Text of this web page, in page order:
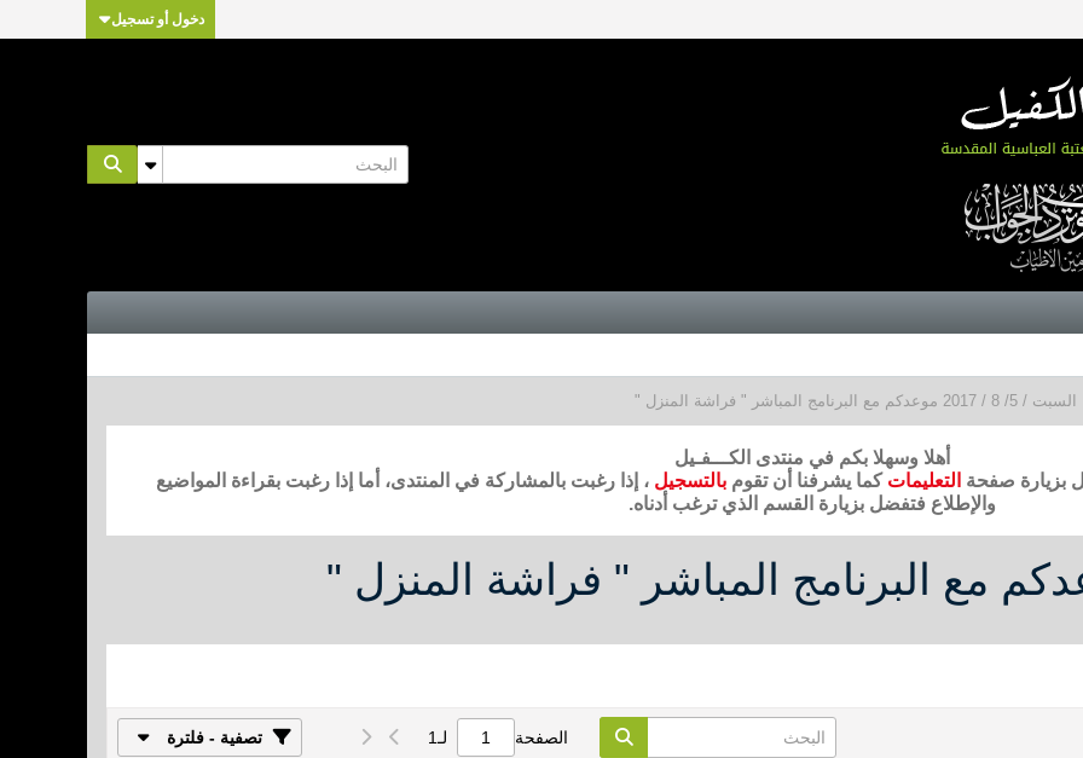
دخول أو تسجيل
السبت / 5/ 8 / 2017 موعدكم مع البرنامج المباشر " فراشة المنزل "
أهلا وسهلا بكم في منتدى الكـــفـيل
بزيارة صفحة التعليمات كما يشرفنا أن تقوم بالتسجيل ، إذا رغبت بالمشاركة في المنتدى، أما إذا رغبت بقراءة المواضيع
والإطلاع فتفضل بزيارة القسم الذي ترغب أدناه.
الصفحة لـ1 تصفية - فلترة